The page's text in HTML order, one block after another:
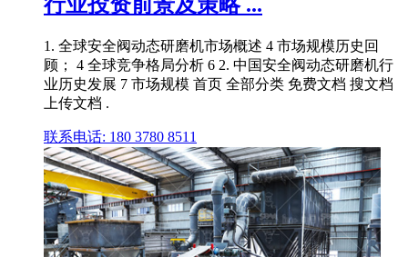
1. 全球安全阀动态研磨机市场概述 4 市场规模历史回
顾； 4 全球竞争格局分析 6 2. 中国安全阀动态研磨机行
业历史发展 7 市场规模 首页 全部分类 免费文档 搜文档
上传文档 .
联系电话: 180 3780 8511